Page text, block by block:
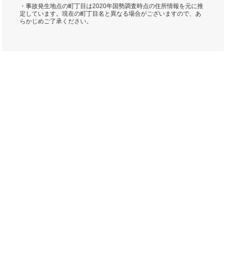
・事故発生地点の町丁目は2020年国勢調査時点の住所情報を元に推
定しています。現在の町丁目名と異なる場合がございますので、あ
らかじめご了承ください。